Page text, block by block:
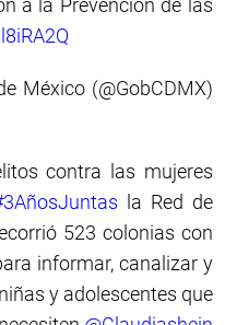
a la Prevención de las
México (@GobCDMX)
contra las mujeres
la Red de
523 colonias con
informar, canalizar y
y adolescentes que